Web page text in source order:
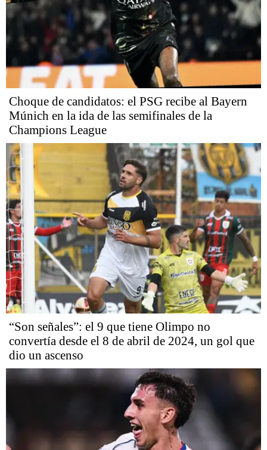
Choque de candidatos: el PSG recibe al Bayern
Múnich en la ida de las semifinales de la
Champions League
“Son señales”: el 9 que tiene Olimpo no
convertía desde el 8 de abril de 2024, un gol que
dio un ascenso